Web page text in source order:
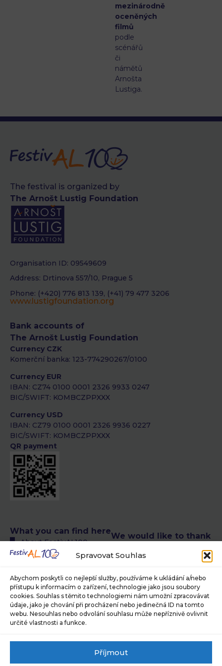
Spravovat Souhlas
Abychom poskytli co nejlepší služby, používáme k ukládání a/nebo
přístupu k informacím o zařízení, technologie jako jsou soubory
cookies. Souhlas s těmito technologiemi nám umožní zpracovávat
údaje, jako je chování při procházení nebo jedinečná ID na tomto
webu. Nesouhlas nebo odvolání souhlasu může nepříznivě ovlivnit
určité vlastnosti a funkce.
Příjmout
mezinárodně
oceněných
filmů
podle
scénářů
či
námětů
Arnošta
Lustiga.
The festival is organized by
The Arnošt Lustig Foundation
Organisation ID: 09549609
Address: Drtinova 557/10, Prague 5
Phone: (+420) 776 813 139, (+41) 79 477 3206
www.lustigfoundation.org
Bank accounts of
The Arnošt Lustig Foundation
Currency CZK
Komerční banka: 123-774290267/0100
Currency EUR
IBAN: CZ74 0100 0001 2326 9933 0247
BIC/SWIFT: KOMBCZPPXXX
Currency USD
IBAN: CZ79 0100 0001 2326 9936 0227
BIC/SWIFT: KOMBCZPPXXX
QR payment
What you can find here
About FestivAL100
All FestivAL100 events
FestivAL100 events
calendar in CR
FestivAL100 events
calendar abroad
About our team
Sponsors and partners
We would like to thank
the following authors
of photographs
Museum of Photography
and Modern Visual Media in
Jindřichův Hradec, ©
Jaroslav Brabec, © Alan
for you?